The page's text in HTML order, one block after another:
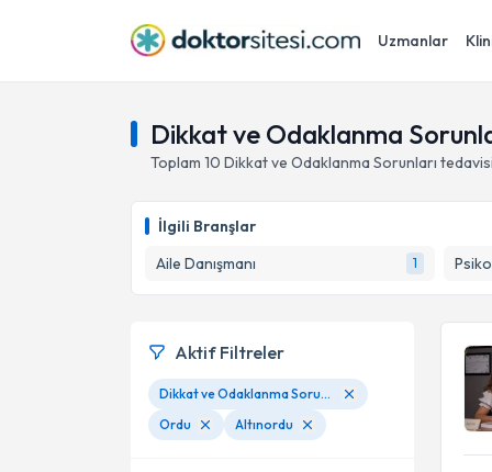
Uzmanlar
Dikkat ve Odaklanma
Toplam 10 Dikkat ve Odaklanma Sorunları
İlgili Branşlar
Aile Danışmanı
1
Aktif Filtreler
Dikkat ve Odaklanma Sorunları
Ordu
Altınordu